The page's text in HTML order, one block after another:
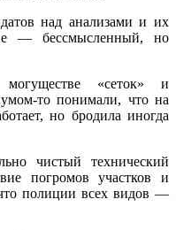
над анализами и их
— бессмысленный, но
«сеток» и
то понимали, что на
но бродила иногда
чистый технический
погромов участков и
полиции всех видов —